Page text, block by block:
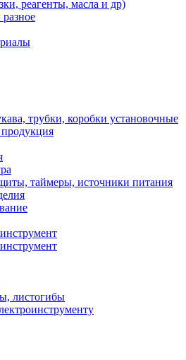
реагенты, масла и др)
трубки, коробки установочные
таймеры, источники питания
листогибы